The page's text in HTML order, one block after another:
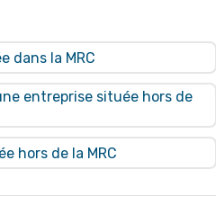
dans la MRC
entreprise située hors de
hors de la MRC